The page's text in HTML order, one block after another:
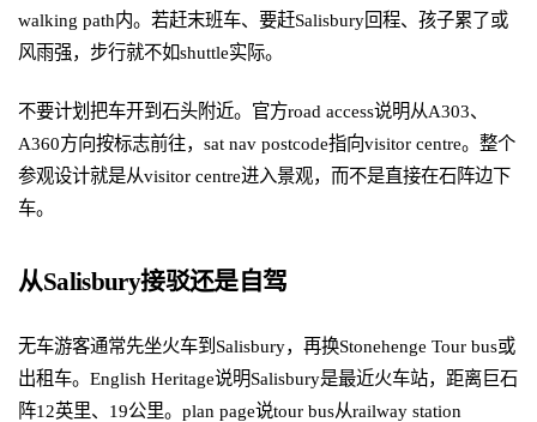
walking path内。若赶末班车、要赶Salisbury回程、孩子累了或
风雨强，步行就不如shuttle实际。
不要计划把车开到石头附近。官方road access说明从A303、
A360方向按标志前往，sat nav postcode指向visitor centre。整个
参观设计就是从visitor centre进入景观，而不是直接在石阵边下
车。
从Salisbury接驳还是自驾
无车游客通常先坐火车到Salisbury，再换Stonehenge Tour bus或
出租车。English Heritage说明Salisbury是最近火车站，距离巨石
阵12英里、19公里。plan page说tour bus从railway station